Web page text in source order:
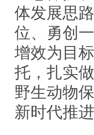
体发展思
位、勇创
增效为目
托，扎实
野生动物
新时代推